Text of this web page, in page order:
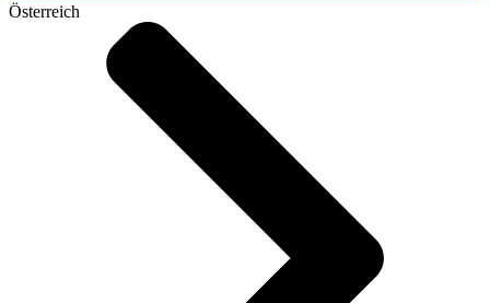
Österreich